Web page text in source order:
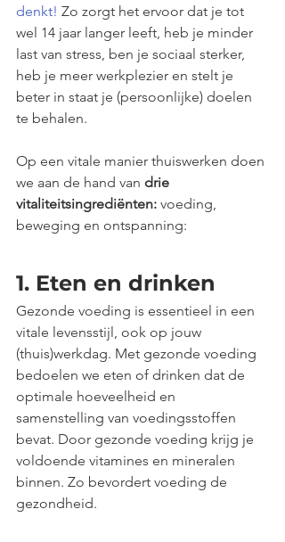
denkt! Zo zorgt het ervoor dat je tot
wel 14 jaar langer leeft, heb je minder
last van stress, ben je sociaal sterker,
heb je meer werkplezier en stelt je
beter in staat je (persoonlijke) doelen
te behalen.
Op een vitale manier thuiswerken doen
we aan de hand van drie
vitaliteitsingrediënten: voeding,
beweging en ontspanning:
1. Eten en drinken
Gezonde voeding is essentieel in een
vitale levensstijl, ook op jouw
(thuis)werkdag. Met gezonde voeding
bedoelen we eten of drinken dat de
optimale hoeveelheid en
samenstelling van voedingsstoffen
bevat. Door gezonde voeding krijg je
voldoende vitamines en mineralen
binnen. Zo bevordert voeding de
gezondheid.